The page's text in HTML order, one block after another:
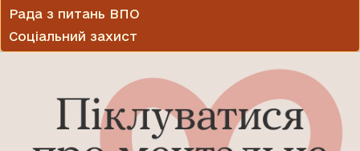
Рада з питань ВПО
Соціальний захист